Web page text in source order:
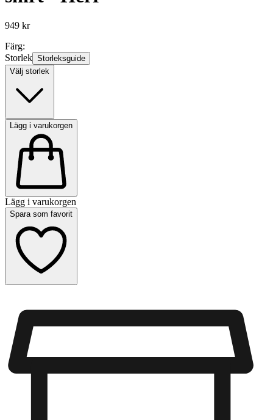
949 kr
Färg:
Storlek Storleksguide
Välj storlek
Lägg i varukorgen
Lägg i varukorgen
Spara som favorit